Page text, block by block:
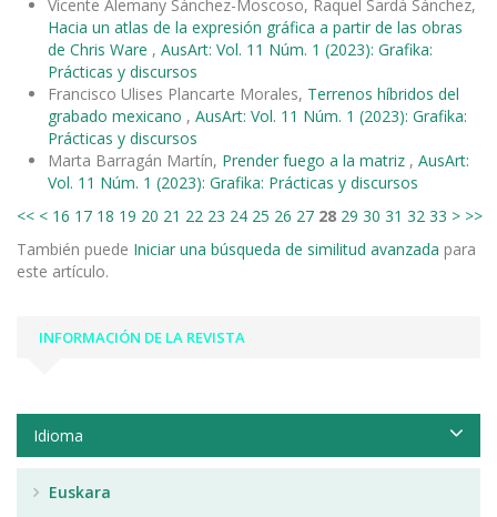
Vicente Alemany Sánchez-Moscoso, Raquel Sardá Sánchez,
Hacia un atlas de la expresión gráfica a partir de las obras
de Chris Ware , AusArt: Vol. 11 Núm. 1 (2023): Grafika:
Prácticas y discursos
Francisco Ulises Plancarte Morales, Terrenos híbridos del
grabado mexicano , AusArt: Vol. 11 Núm. 1 (2023): Grafika:
Prácticas y discursos
Marta Barragán Martín, Prender fuego a la matriz , AusArt:
Vol. 11 Núm. 1 (2023): Grafika: Prácticas y discursos
<< < 16 17 18 19 20 21 22 23 24 25 26 27 28 29 30 31 32 33 > >>
También puede Iniciar una búsqueda de similitud avanzada para
este artículo.
INFORMACIÓN DE LA REVISTA
Idioma
Euskara